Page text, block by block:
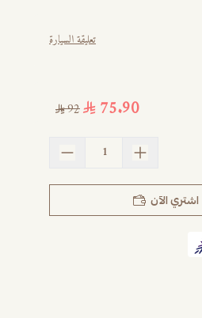
تعليقة السيارة
75.90
92
اشتري الآن